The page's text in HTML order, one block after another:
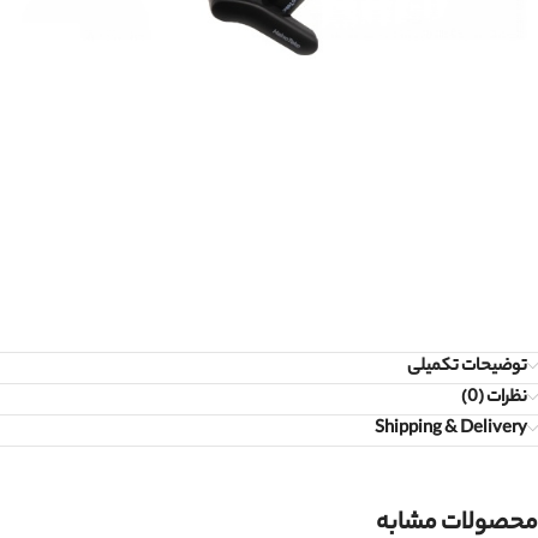
توضیحات تکمیلی
نظرات (0)
Shipping & Delivery
محصولات مشابه